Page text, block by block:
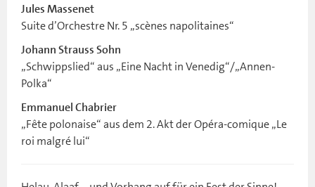
Jules Massenet
Suite d’Orchestre Nr. 5 „scènes napolitaines“
Johann Strauss Sohn
„Schwippslied“ aus „Eine Nacht in Venedig“/„Annen-
Polka“
Emmanuel Chabrier
„Fête polonaise“ aus dem 2. Akt der Opéra-comique „Le
roi malgré lui“